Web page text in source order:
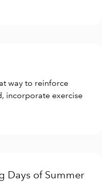
way to reinforce
incorporate exercise
Days of Summer